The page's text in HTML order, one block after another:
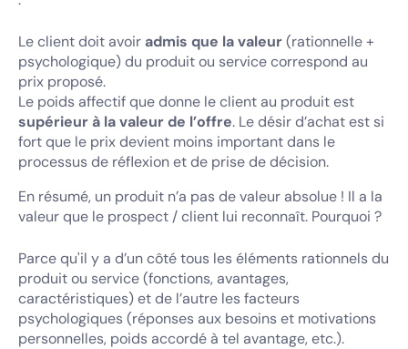
Le client doit avoir admis que la valeur(rationnelle +
psychologique) du produit ou service correspond au
prix proposé.
Le poids affectif que donne le client au produit est
supérieur à la valeur de l’offre. Le désir d’achat est si
fort que le prix devient moins important dans le
processus de réflexion et de prise de décision.
En résumé, un produit n’a pas de valeur absolue ! Il a la
valeur que le prospect / client lui reconnaît. Pourquoi ?
Parce qu'il y a d’un côté tous les éléments rationnels du
produit ou service (fonctions, avantages,
caractéristiques) et de l’autre les facteurs
psychologiques (réponses aux besoins et motivations
personnelles, poids accordé à tel avantage, etc.).